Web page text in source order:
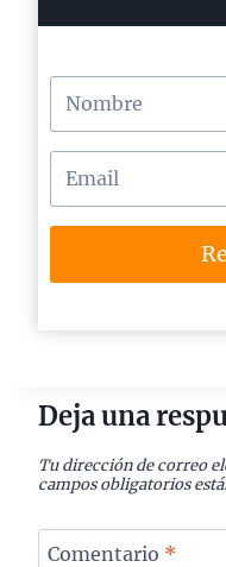
Deja una
Tu dirección de correo
campos obligatorios
Comentario *